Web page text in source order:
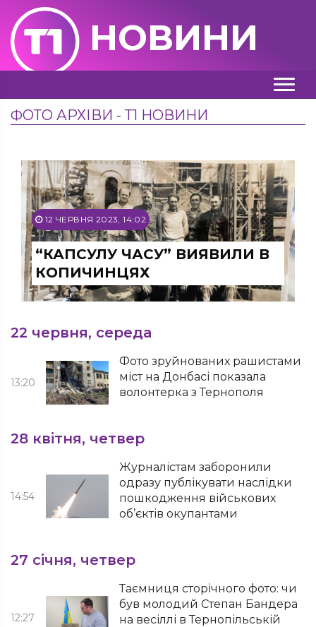
НОВИНИ
ФОТО АРХІВИ - Т1 НОВИНИ
12 ЧЕРВНЯ 2023, 14:02
“КАПСУЛУ ЧАСУ” ВИЯВИЛИ В
КОПИЧИНЦЯХ
22 червня, середа
13:20
Фото зруйнованих рашистами
міст на Донбасі показала
волонтерка з Тернополя
28 квітня, четвер
14:54
Журналістам заборонили
одразу публікувати наслідки
пошкодження військових
об’єктів окупантами
27 січня, четвер
12:27
Таємниця сторічного фото: чи
був молодий Степан Бандера
на весіллі в Тернопільській